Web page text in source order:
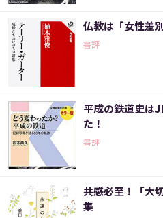
仏教は「女性差
書評
平成の鉄道史は
た！
書評
共感必至！「大
集